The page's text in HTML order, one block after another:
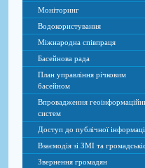
Моніторинг
Водокористування
Міжнародна співпраця
Басейнова рада
План управління річковим
басейном
Впровадження
систем
Доступ до публічної
Взаємодія зі ЗМІ та
Звернення громадян